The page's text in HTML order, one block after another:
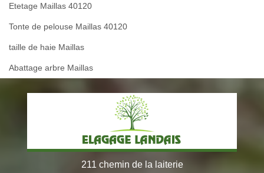
Etetage Maillas 40120
Tonte de pelouse Maillas 40120
taille de haie Maillas
Abattage arbre Maillas
211 chemin de la laiterie